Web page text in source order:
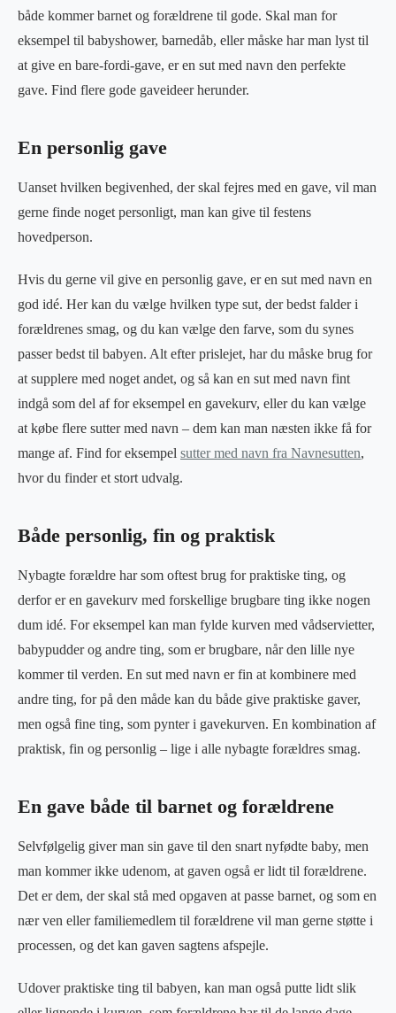
både kommer barnet og forældrene til gode. Skal man for
eksempel til babyshower, barnedåb, eller måske har man lyst til
at give en bare-fordi-gave, er en sut med navn den perfekte
gave. Find flere gode gaveideer herunder.
En personlig gave
Uanset hvilken begivenhed, der skal fejres med en gave, vil man
gerne finde noget personligt, man kan give til festens
hovedperson.
Hvis du gerne vil give en personlig gave, er en sut med navn en
god idé. Her kan du vælge hvilken type sut, der bedst falder i
forældrenes smag, og du kan vælge den farve, som du synes
passer bedst til babyen. Alt efter prislejet, har du måske brug for
at supplere med noget andet, og så kan en sut med navn fint
indgå som del af for eksempel en gavekurv, eller du kan vælge
at købe flere sutter med navn – dem kan man næsten ikke få for
mange af. Find for eksempel sutter med navn fra Navnesutten,
hvor du finder et stort udvalg.
Både personlig, fin og praktisk
Nybagte forældre har som oftest brug for praktiske ting, og
derfor er en gavekurv med forskellige brugbare ting ikke nogen
dum idé. For eksempel kan man fylde kurven med vådservietter,
babypudder og andre ting, som er brugbare, når den lille nye
kommer til verden. En sut med navn er fin at kombinere med
andre ting, for på den måde kan du både give praktiske gaver,
men også fine ting, som pynter i gavekurven. En kombination af
praktisk, fin og personlig – lige i alle nybagte forældres smag.
En gave både til barnet og forældrene
Selvfølgelig giver man sin gave til den snart nyfødte baby, men
man kommer ikke udenom, at gaven også er lidt til forældrene.
Det er dem, der skal stå med opgaven at passe barnet, og som en
nær ven eller familiemedlem til forældrene vil man gerne støtte i
processen, og det kan gaven sagtens afspejle.
Udover praktiske ting til babyen, kan man også putte lidt slik